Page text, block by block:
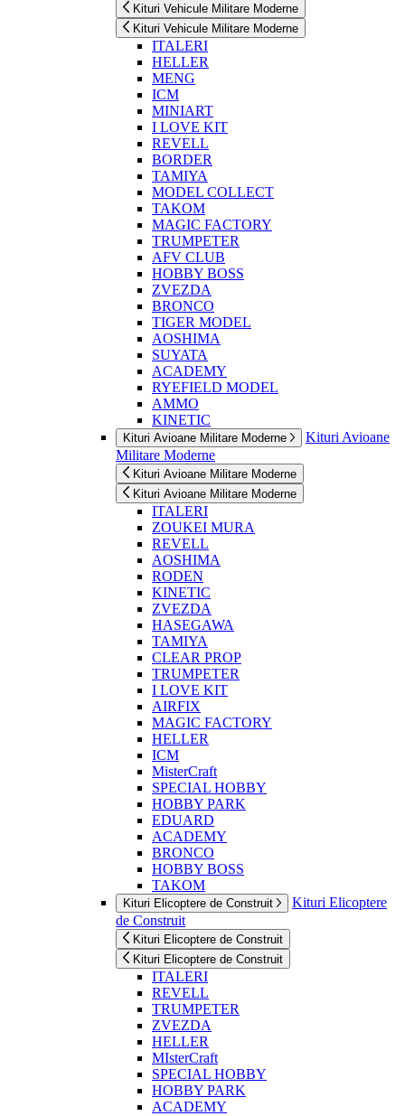
Kituri Vehicule Militare Moderne
Kituri Vehicule Militare Moderne
ITALERI
HELLER
MENG
ICM
MINIART
I LOVE KIT
REVELL
BORDER
TAMIYA
MODEL COLLECT
TAKOM
MAGIC FACTORY
TRUMPETER
AFV CLUB
HOBBY BOSS
ZVEZDA
BRONCO
TIGER MODEL
AOSHIMA
SUYATA
ACADEMY
RYEFIELD MODEL
AMMO
KINETIC
Kituri Avioane Militare Moderne
Kituri Avioane
Militare Moderne
Kituri Avioane Militare Moderne
Kituri Avioane Militare Moderne
ITALERI
ZOUKEI MURA
REVELL
AOSHIMA
RODEN
KINETIC
ZVEZDA
HASEGAWA
TAMIYA
CLEAR PROP
TRUMPETER
I LOVE KIT
AIRFIX
MAGIC FACTORY
HELLER
ICM
MisterCraft
SPECIAL HOBBY
HOBBY PARK
EDUARD
ACADEMY
BRONCO
HOBBY BOSS
TAKOM
Kituri Elicoptere de Construit
Kituri Elicoptere
de Construit
Kituri Elicoptere de Construit
Kituri Elicoptere de Construit
ITALERI
REVELL
TRUMPETER
ZVEZDA
HELLER
MIsterCraft
SPECIAL HOBBY
HOBBY PARK
ACADEMY